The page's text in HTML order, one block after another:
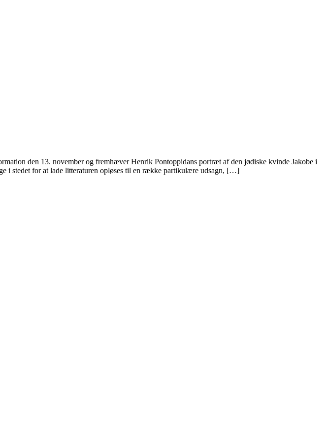
den 13. november og fremhæver Henrik Pontoppidans portræt af den jødiske kvinde Jakobe i
i stedet for at lade litteraturen opløses til en række partikulære udsagn, […]